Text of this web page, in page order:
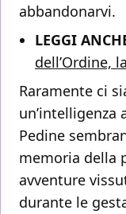
abbandonarvi.
LEGGI
dell’Ordine,
Raramente ci
un’intelligenza
Pedine
memoria della
avventure
durante le